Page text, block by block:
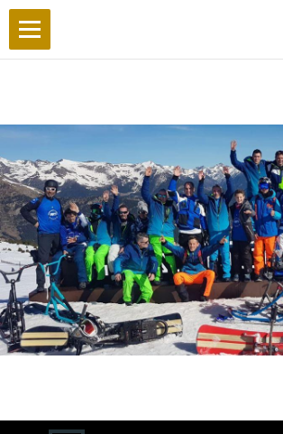
Vidéos
Forum
Facebook
Liens
Contact